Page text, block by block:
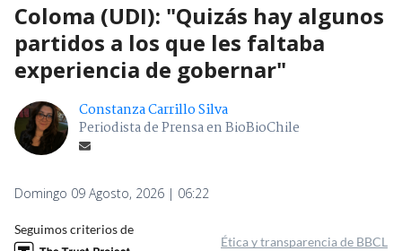
Coloma (UDI): "Quizás hay algunos
partidos a los que les faltaba
experiencia de gobernar"
Constanza Carrillo Silva
Periodista de Prensa en BioBioChile
Domingo 09 Agosto, 2026 | 06:22
Seguimos criterios de
Ética y transparencia de BBCL